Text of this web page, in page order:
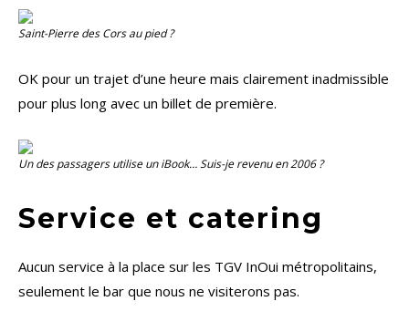
Saint-Pierre des Cors au pied ?
OK pour un trajet d’une heure mais clairement inadmissible
pour plus long avec un billet de première.
Un des passagers utilise un iBook… Suis-je revenu en 2006 ?
Service et catering
Aucun service à la place sur les TGV InOui métropolitains,
seulement le bar que nous ne visiterons pas.